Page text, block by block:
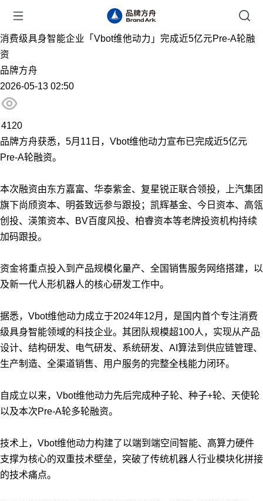
消费级具身智能企业「Vbot维他动力」完成近5亿元Pre-A轮融
资
品牌方舟
2026-05-13 02:50
4120
品牌方舟获悉，5月11日，Vbot维他动力宣布已完成近5亿元
Pre-A轮融资。
本次融资由东方嘉富、华泰紫金、复星锐正联合领投，上汽集团
旗下尚颀资本、明荟致远参与跟投；凯辉基金、今日资本、高瓴
创投、渶策资本、BV百度风投、柏睿资本等老牌投资机构持续
加码跟投。
资金将重点投入到产品规模化量产、全国销售服务网络搭建，以
及新一代人形机器人的核心研发工作中。
据悉，Vbot维他动力成立于2024年12月，是国内首个专注消费
级具身智能领域的科技企业。其团队规模超100人，实现从产品
设计、结构研发、电气研发、系统研发、AI算法到供应链管理、
生产制造、全渠道销售、用户服务的完整全栈能力闭环。
自成立以来，Vbot维他动力先后完成种子轮、种子+轮、天使轮
以及本次Pre-A轮多轮融资。
技术上，Vbot维他动力构建了以端到端空间智能、高算力硬件
支撑为核心的双重技术壁垒，突破了传统机器人行业模块化拼接
的技术痛点。